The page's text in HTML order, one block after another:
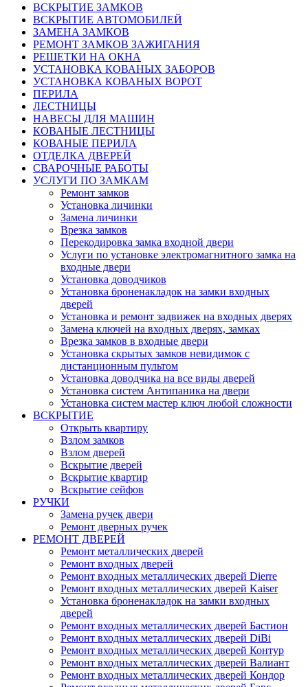
ВСКРЫТИЕ ЗАМКОВ
ВСКРЫТИЕ АВТОМОБИЛЕЙ
ЗАМЕНА ЗАМКОВ
РЕМОНТ ЗАМКОВ ЗАЖИГАНИЯ
РЕШЕТКИ НА ОКНА
УСТАНОВКА КОВАНЫХ ЗАБОРОВ
УСТАНОВКА КОВАНЫХ ВОРОТ
ПЕРИЛА
ЛЕСТНИЦЫ
НАВЕСЫ ДЛЯ МАШИН
КОВАНЫЕ ЛЕСТНИЦЫ
КОВАНЫЕ ПЕРИЛА
ОТДЕЛКА ДВЕРЕЙ
СВАРОЧНЫЕ РАБОТЫ
УСЛУГИ ПО ЗАМКАМ
Ремонт замков
Установка личинки
Замена личинки
Врезка замков
Перекодировка замка входной двери
Услуги по установке электромагнитного замка на
входные двери
Установка доводчиков
Установка броненакладок на замки входных
дверей
Установка и ремонт задвижек на входных дверях
Замена ключей на входных дверях, замках
Врезка замков в входные двери
Установка скрытых замков невидимок с
дистанционным пультом
Установка доводчика на все виды дверей
Установка систем Антипаника на двери
Установка систем мастер ключ любой сложности
ВСКРЫТИЕ
Открыть квартиру
Взлом замков
Взлом дверей
Вскрытие дверей
Вскрытие квартир
Вскрытие сейфов
РУЧКИ
Замена ручек двери
Ремонт дверных ручек
РЕМОНТ ДВЕРЕЙ
Ремонт металлических дверей
Ремонт входных дверей
Ремонт входных металлических дверей Dierre
Ремонт входных металлических дверей Kaiser
Установка броненакладок на замки входных
дверей
Ремонт входных металлических дверей Бастион
Ремонт входных металлических дверей DiBi
Ремонт входных металлических дверей Контур
Ремонт входных металлических дверей Валиант
Ремонт входных металлических дверей Кондор